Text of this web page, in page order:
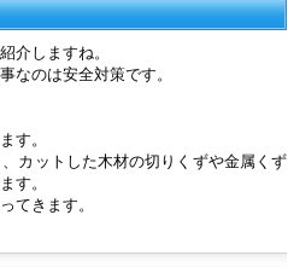
介しますね。
なのは安全対策です。
す。
カットした木材の切りくずや金属くず
す。
てきます。